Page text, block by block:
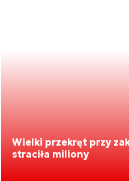
Wielki przekręt przy
straciła miliony